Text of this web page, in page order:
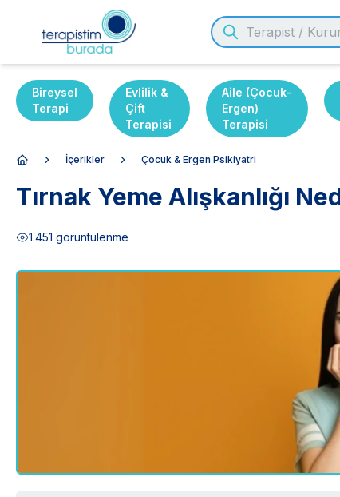
Bireysel
Terapi
Evlilik &
Çift
Terapisi
Aile (Çocuk-
Ergen)
Terapisi
İçerikler Çocuk & Ergen Psikiyatri
Tırnak Yeme Alışkanlığı
1.451 görüntülenme